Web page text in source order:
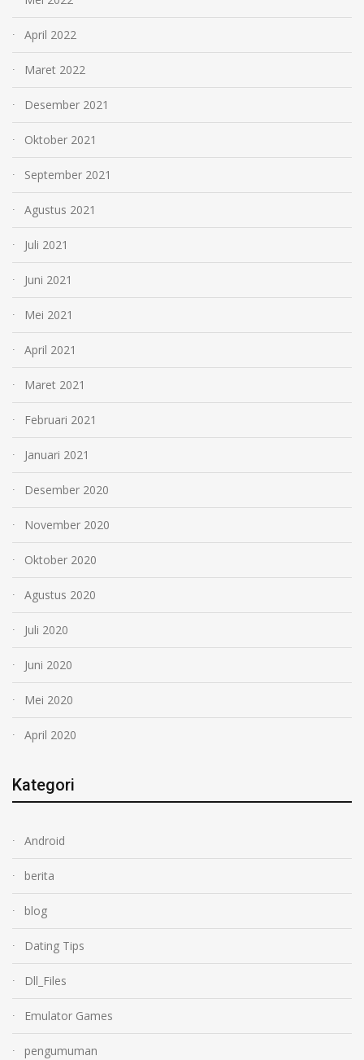
April 2022
Maret 2022
Desember 2021
Oktober 2021
September 2021
Agustus 2021
Juli 2021
Juni 2021
Mei 2021
April 2021
Maret 2021
Februari 2021
Januari 2021
Desember 2020
November 2020
Oktober 2020
Agustus 2020
Juli 2020
Juni 2020
Mei 2020
April 2020
Kategori
Android
berita
blog
Dating Tips
Dll_Files
Emulator Games
pengumuman